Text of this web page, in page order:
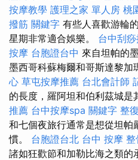
按摩教學 護理之家 單人房 桃
撥筋 關鍵字 有些人喜歡游輪
星期非常適合娛樂。 台中刮
按摩 台胞證台中 來自坦帕的
墨西哥科蘇梅爾和哥斯達黎加
心 草屯按摩推薦 台北會計師
的長度，羅阿坦和伯利茲城是
推薦 台中按摩spa 關鍵字 整
和七個夜旅行通常是想從坦帕
慣。 台胞證台北 台中 按摩 整
諸如狂歡節和加勒比海之類